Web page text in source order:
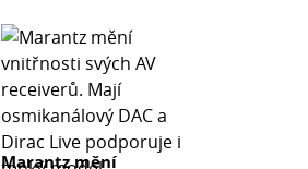
Marantz mění